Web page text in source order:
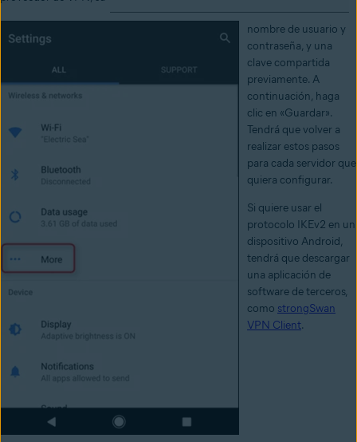
nombre de usuario y
contraseña, y una
clave compartida
previamente. A
continuación, haga
clic en «Guardar».
Tendrá que volver a
realizar estos pasos
para cada servidor que
quiera configurar.
Si quiere usar el
protocolo IKEv2 en un
dispositivo Android,
tendrá que descargar
una aplicación de
software de terceros,
como strongSwan
VPN Client.